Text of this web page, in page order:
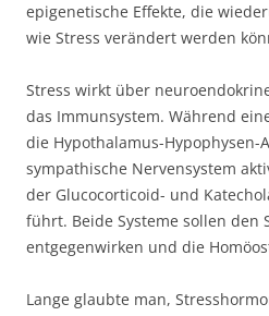
epigenetische Effekte, die
wie Stress verändert werden
Stress wirkt über
das Immunsystem. Während
die Hypothalamus-Hypophysen-
sympathische Nervensystem
der Glucocorticoid- und
führt. Beide Systeme sollen den
entgegenwirken und die
Lange glaubte man,